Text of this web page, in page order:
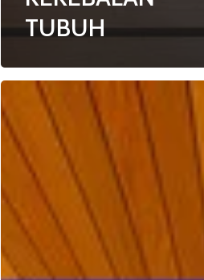
TUBUH
Inilah
Alasan
SAUNA
dapat
Menghilangkan
DEPRESI